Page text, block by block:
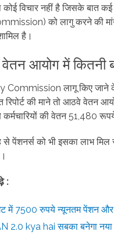
कोई विचार नहीं है जिसके
को लागु करने की
है।
आयोग में कितनी
Commission लागू किए जाने के
रिपोर्ट की माने तो आठवे
कर्मचारियों की वेतन 51,480
से पेंशनर्स को भी इसका लाभ
:
में 7500 रुपये न्यूनतम पेंशन और
2.0 kya hai सबका बनेगा नया